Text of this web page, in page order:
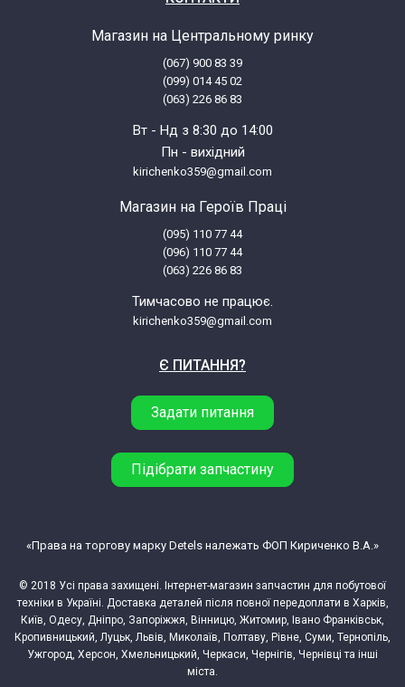
Магазин на Центральному ринку
(067) 900 83 39
(099) 014 45 02
(063) 226 86 83
Вт - Нд з 8:30 до 14:00
Пн - вихідний
kirichenko359@gmail.com
Магазин на Героїв Праці
(095) 110 77 44
(096) 110 77 44
(063) 226 86 83
Тимчасово не працює.
kirichenko359@gmail.com
Є ПИТАННЯ?
Задати питання
Підібрати запчастину
© 2018 Усі права захищені. Інтернет-магазин запчастин для побутової
техніки в Україні. Доставка деталей після повної передоплати в Харків,
Київ, Одесу, Дніпро, Запоріжжя, Вінницю, Житомир, Івано Франківськ,
Кропивницький, Луцьк, Львів, Миколаїв, Полтаву, Рівне, Суми, Тернопіль,
Ужгород, Херсон, Хмельницький, Черкаси, Чернігів, Чернівці та інші
міста.
«Права на торгову марку Detels належать ФОП Кириченко В.А.»